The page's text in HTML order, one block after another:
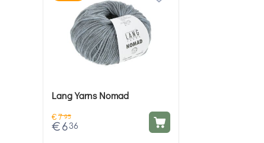
Lang Yarns Nomad
€7 95
€ 6 36